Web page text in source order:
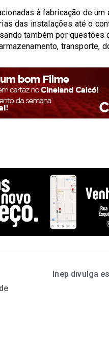
à fabricação de
das instalações até o
também por questões
transporte,
Inep divulga